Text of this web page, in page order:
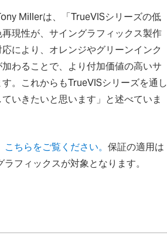
Millerは、「TrueVISシリーズの低
現性が、サイングラフィックス製作
により、オレンジやグリーンインク
わることで、より付加価値の高いサ
。これからもTrueVISシリーズを通し
いきたいと思います」と述べていま
ちらをご覧ください。 保証の適用は
フィックスが対象となります。